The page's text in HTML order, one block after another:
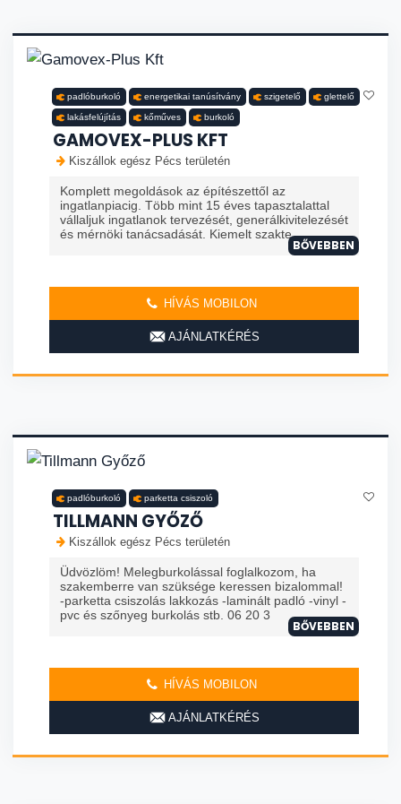
padlóburkoló energetikai tanúsítvány szigetelő glettelő
lakásfelújítás kőműves burkoló
GAMOVEX-PLUS KFT
Kiszállok egész Pécs területén
Komplett megoldások az építészettől az
ingatlanpiacig. Több mint 15 éves tapasztalattal
vállaljuk ingatlanok tervezését, generálkivitelezését
és mérnöki tanácsadását. Kiemelt szakte...
BŐVEBBEN
HÍVÁS MOBILON
AJÁNLATKÉRÉS
padlóburkoló parketta csiszoló
TILLMANN GYŐZŐ
Kiszállok egész Pécs területén
Üdvözlöm! Melegburkolással foglalkozom, ha
szakemberre van szüksége keressen bizalommal!
-parketta csiszolás lakkozás -laminált padló -vinyl -
pvc és szőnyeg burkolás stb. 06 20 3
BŐVEBBEN
HÍVÁS MOBILON
AJÁNLATKÉRÉS